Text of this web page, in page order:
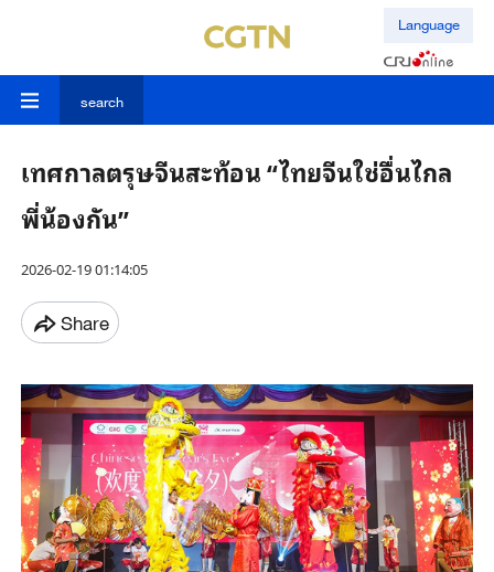
Language
search
เทศกาลตรุษจีนสะท้อน “ไทยจีนใช่อื่นไกล
พี่น้องกัน”
2026-02-19 01:14:05
Share